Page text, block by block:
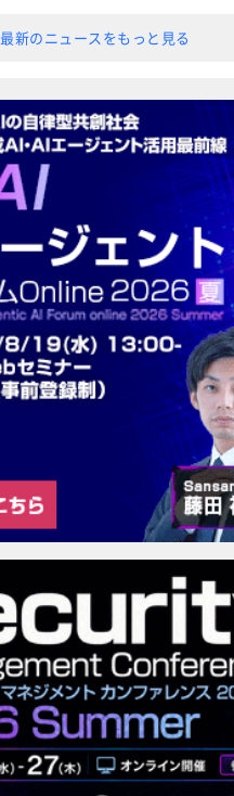
最新のニュースをもっと見る